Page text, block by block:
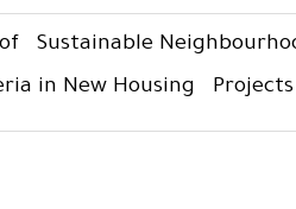
Sustainable
in New Housing Projects